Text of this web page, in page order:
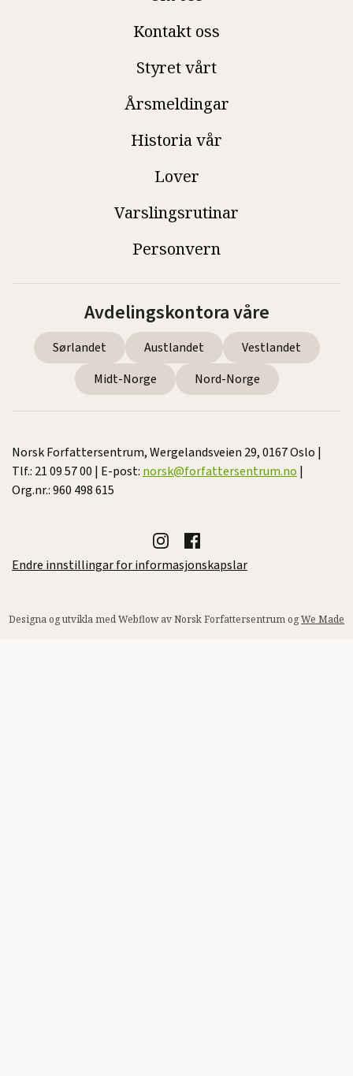
Kontakt oss
Styret vårt
Årsmeldingar
Historia vår
Lover
Varslingsrutinar
Personvern
Avdelingskontora våre
Sørlandet Austlandet
Vestlandet
Midt-Norge
Nord-Norge
Norsk Forfattersentrum, Wergelandsveien 29, 0167 Oslo |
Tlf.: 21 09 57 00 | E-post:norsk@forfattersentrum.no|
Org.nr.: 960 498 615
Endre innstillingar for informasjonskapslar
Designa og utvikla med Webflow av Norsk Forfattersentrum ogWe Made